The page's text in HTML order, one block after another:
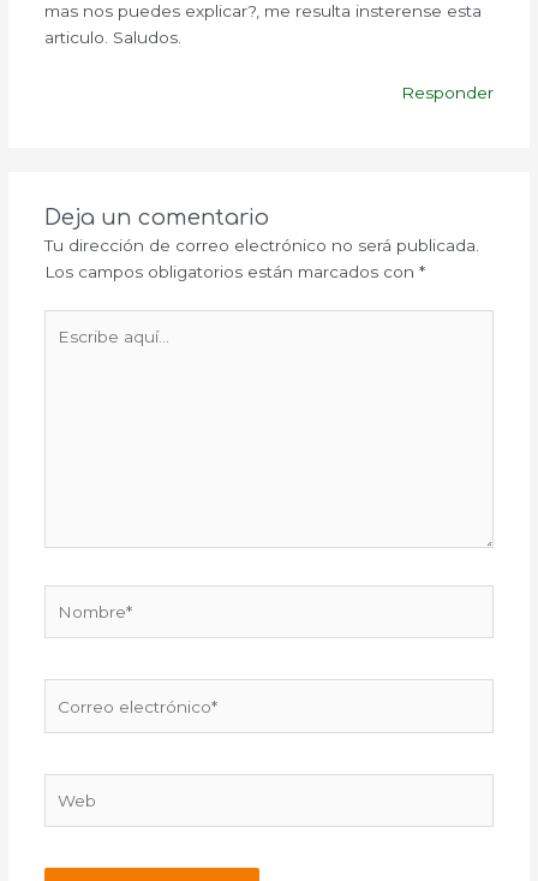
mas nos puedes explicar?, me resulta insterense esta
articulo. Saludos.
Responder
Deja un comentario
Tu dirección de correo electrónico no será publicada.
Los campos obligatorios están marcados con *
aquí...
electrónico*